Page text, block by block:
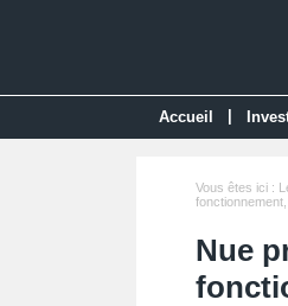
Accueil
Vous êtes ici :
Nue